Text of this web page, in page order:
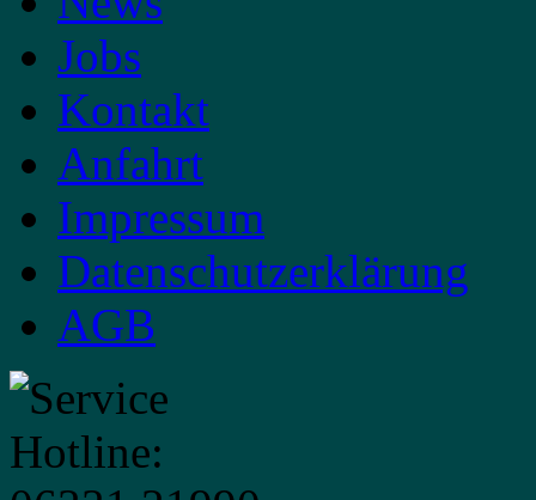
Jobs
Kontakt
Anfahrt
Impressum
Datenschutzerklärung
AGB